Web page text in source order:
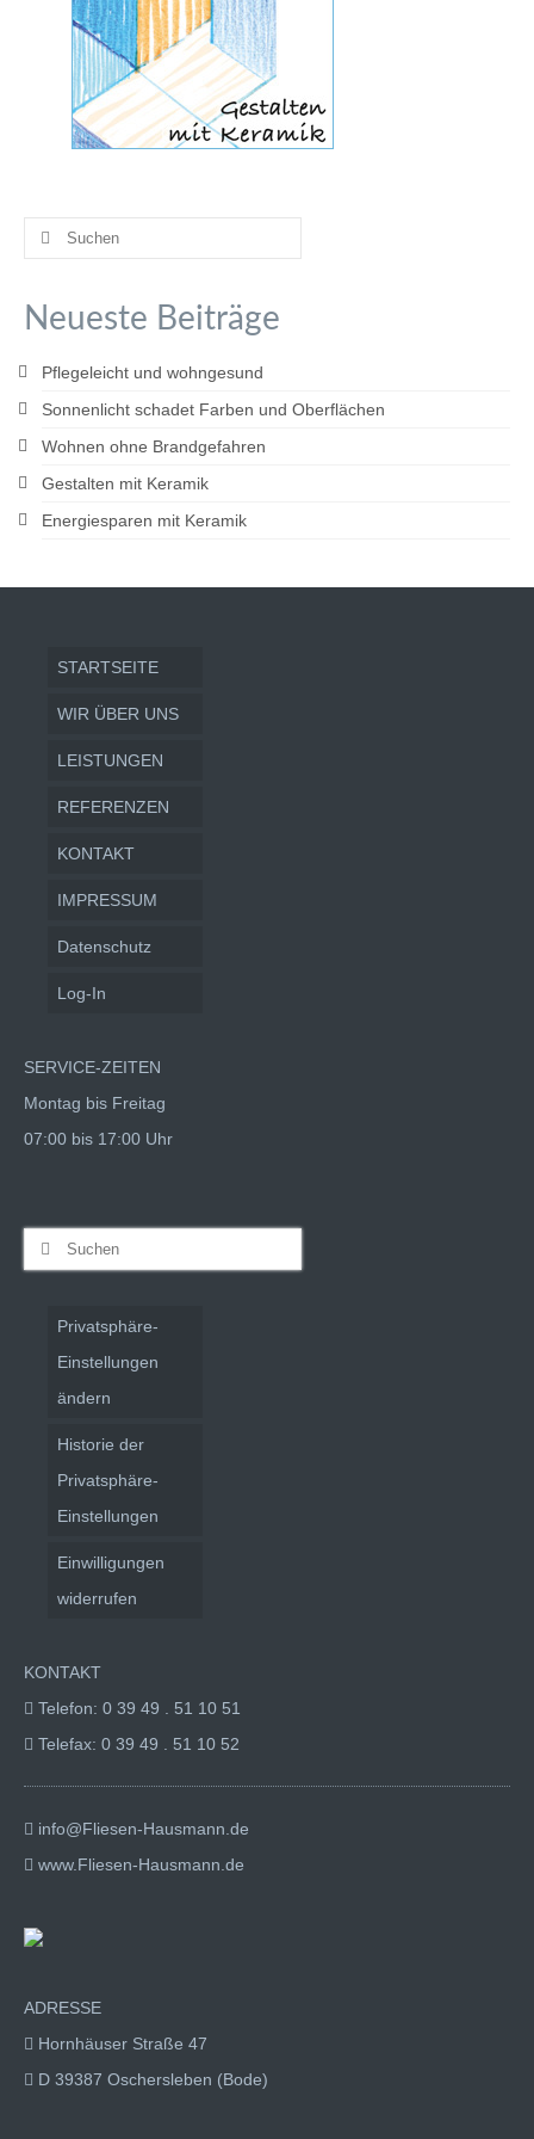
Gesundes Wohnen mit Keramik
:: LEISTUNGEN
Privater Wohnungs- & Hausbau
:: REFERENZEN
Suchen
Neueste Beiträge
Pflegeleicht und wohngesund
Sonnenlicht schadet Farben und Oberflächen
Wohnen ohne Brandgefahren
Gestalten mit Keramik
Energiesparen mit Keramik
STARTSEITE
WIR ÜBER UNS
LEISTUNGEN
REFERENZEN
KONTAKT
IMPRESSUM
Datenschutz
Log-In
SERVICE-ZEITEN
Montag bis Freitag
07:00 bis 17:00 Uhr
Suchen
Privatsphäre-
Einstellungen
ändern
Historie der
Privatsphäre-
Einstellungen
Einwilligungen
widerrufen
KONTAKT
Telefon: 0 39 49 . 51 10 51
Telefax: 0 39 49 . 51 10 52
info@Fliesen-Hausmann.de
www.Fliesen-Hausmann.de
ADRESSE
Hornhäuser Straße 47
D 39387 Oschersleben (Bode)